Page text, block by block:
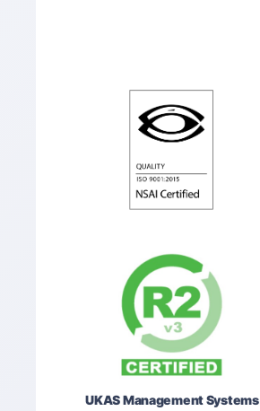
UKAS Management Systems